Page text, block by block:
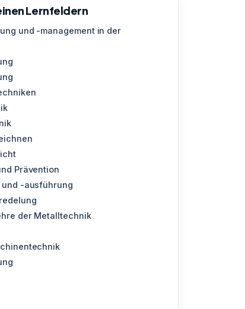
Lernfeldern
und -management in der
Prävention
-ausführung
der Metalltechnik